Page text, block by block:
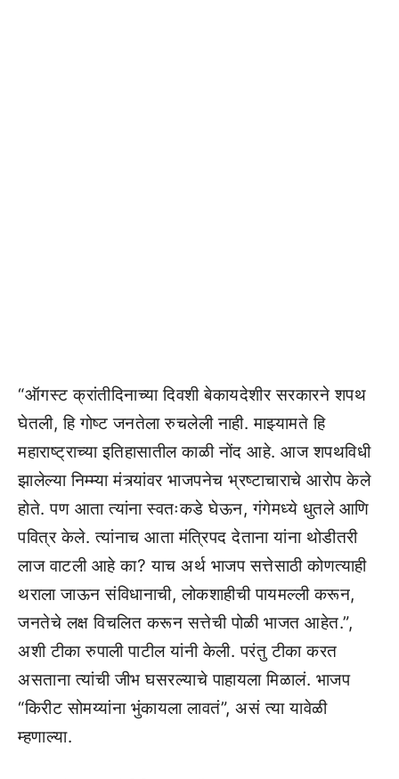
“ऑगस्ट क्रांतीदिनाच्या दिवशी बेकायदेशीर सरकारने शपथ
घेतली, हि गोष्ट जनतेला रुचलेली नाही. माझ्यामते हि
महाराष्ट्राच्या इतिहासातील काळी नोंद आहे. आज शपथविधी
झालेल्या निम्म्या मंत्र्यांवर भाजपनेच भ्रष्टाचाराचे आरोप केले
होते. पण आता त्यांना स्वतःकडे घेऊन, गंगेमध्ये धुतले आणि
पवित्र केले. त्यांनाच आता मंत्रिपद देताना यांना थोडीतरी
लाज वाटली आहे का? याच अर्थ भाजप सत्तेसाठी कोणत्याही
थराला जाऊन संविधानाची, लोकशाहीची पायमल्ली करून,
जनतेचे लक्ष विचलित करून सत्तेची पोळी भाजत आहेत.”,
अशी टीका रुपाली पाटील यांनी केली. परंतु टीका करत
असताना त्यांची जीभ घसरल्याचे पाहायला मिळालं. भाजप
“किरीट सोमय्यांना भुंकायला लावतं”, असं त्या यावेळी
म्हणाल्या.